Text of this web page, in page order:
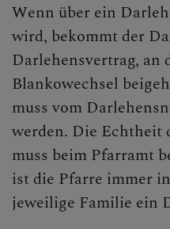
Wenn über ein
wird, bekommt der
Darlehensvertrag, an
Blankowechsel
muss vom
werden. Die
muss beim Pfarramt
ist die Pfarre immer
jeweilige Familie ein